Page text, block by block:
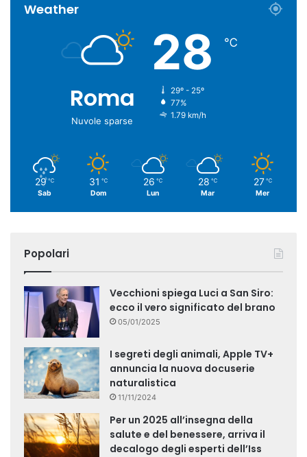
Weather
Roma
Nuvole sparse
28 ℃
29º - 25º
77%
1.79 km/h
29 ℃
Sab
31 ℃
Dom
26 ℃
Lun
28 ℃
Mar
27 ℃
Mer
Popolari
Vecchioni spiega Luci a San Siro:
ecco il vero significato del brano
05/01/2025
I segreti degli animali, Apple TV+
annuncia la nuova docuserie
naturalistica
11/11/2024
Per un 2025 all’insegna della
salute e del benessere, arriva il
decalogo degli esperti dell’Iss